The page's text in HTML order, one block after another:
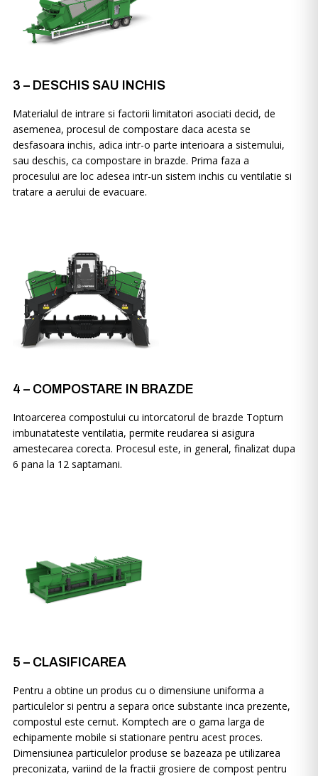
3 – DESCHIS SAU INCHIS
Materialul de intrare si factorii limitatori asociati decid, de
asemenea, procesul de compostare daca acesta se
desfasoara inchis, adica intr-o parte interioara a sistemului,
sau deschis, ca compostare in brazde. Prima faza a
procesului are loc adesea intr-un sistem inchis cu ventilatie si
tratare a aerului de evacuare.
4 – COMPOSTARE IN BRAZDE
Intoarcerea compostului cu intorcatorul de brazde Topturn
imbunatateste ventilatia, permite reudarea si asigura
amestecarea corecta. Procesul este, in general, finalizat dupa
6 pana la 12 saptamani.
5 – CLASIFICAREA
Pentru a obtine un produs cu o dimensiune uniforma a
particulelor si pentru a separa orice substante inca prezente,
compostul este cernut. Komptech are o gama larga de
echipamente mobile si stationare pentru acest proces.
Dimensiunea particulelor produse se bazeaza pe utilizarea
preconizata, variind de la fractii grosiere de compost pentru